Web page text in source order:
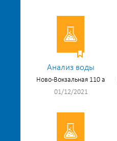
Анализ воды
Ново-Вокзальная 110 а
01/12/2021